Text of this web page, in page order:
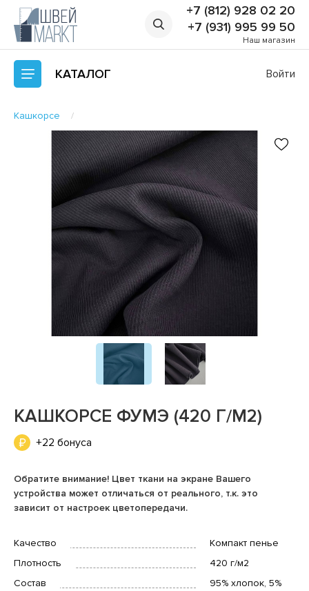
+7 (812) 928 02 20
+7 (931) 995 99 50
Наш магазин
КАТАЛОГ Войти
Кашкорсе
КАШКОРСЕ ФУМЭ (420 Г/М2)
+22 бонуса
Обратите внимание! Цвет ткани на экране Вашего
устройства может отличаться от реального, т.к. это
зависит от настроек цветопередачи.
Качество
Компакт пенье
Плотность
420 г/м2
Состав
95% хлопок, 5%